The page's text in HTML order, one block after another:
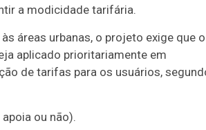
a modicidade tarifária.
áreas urbanas, o projeto exige que o
aplicado prioritariamente em
de tarifas para os usuários,
ou não).